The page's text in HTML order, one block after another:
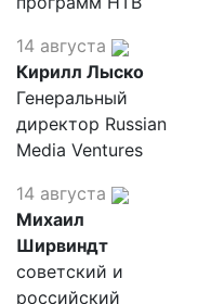
14 августа
Кирилл Лыско
Генеральный
директор Russian
Media Ventures
14 августа
Михаил
Ширвиндт
советский и
российский